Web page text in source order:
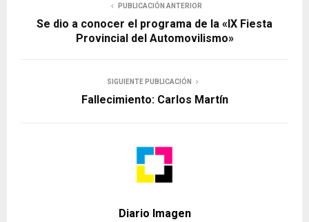
PUBLICACIÓN ANTERIOR
Se dio a conocer el programa de la «IX Fiesta
Provincial del Automovilismo»
SIGUIENTE PUBLICACIÓN
Fallecimiento: Carlos Martín
Diario Imagen